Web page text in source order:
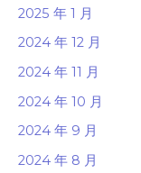
2025 年 1 月
2024 年 12 月
2024 年 11 月
2024 年 10 月
2024 年 9 月
2024 年 8 月